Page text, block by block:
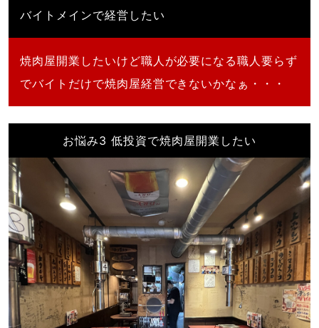
バイトメインで経営したい
焼肉屋開業したいけど職人が必要になる職人要らず
でバイトだけで焼肉屋経営できないかなぁ・・・
お悩み3 低投資で焼肉屋開業したい